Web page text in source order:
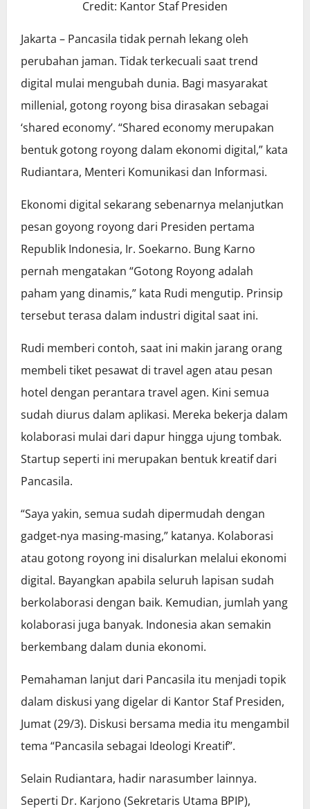
Credit: Kantor Staf Presiden
Jakarta – Pancasila tidak pernah lekang oleh
perubahan jaman. Tidak terkecuali saat trend
digital mulai mengubah dunia. Bagi masyarakat
millenial, gotong royong bisa dirasakan sebagai
‘shared economy’. “Shared economy merupakan
bentuk gotong royong dalam ekonomi digital,” kata
Rudiantara, Menteri Komunikasi dan Informasi.
Ekonomi digital sekarang sebenarnya melanjutkan
pesan goyong royong dari Presiden pertama
Republik Indonesia, Ir. Soekarno. Bung Karno
pernah mengatakan “Gotong Royong adalah
paham yang dinamis,” kata Rudi mengutip. Prinsip
tersebut terasa dalam industri digital saat ini.
Rudi memberi contoh, saat ini makin jarang orang
membeli tiket pesawat di travel agen atau pesan
hotel dengan perantara travel agen. Kini semua
sudah diurus dalam aplikasi. Mereka bekerja dalam
kolaborasi mulai dari dapur hingga ujung tombak.
Startup seperti ini merupakan bentuk kreatif dari
Pancasila.
“Saya yakin, semua sudah dipermudah dengan
gadget-nya masing-masing,” katanya. Kolaborasi
atau gotong royong ini disalurkan melalui ekonomi
digital. Bayangkan apabila seluruh lapisan sudah
berkolaborasi dengan baik. Kemudian, jumlah yang
kolaborasi juga banyak. Indonesia akan semakin
berkembang dalam dunia ekonomi.
Pemahaman lanjut dari Pancasila itu menjadi topik
dalam diskusi yang digelar di Kantor Staf Presiden,
Jumat (29/3). Diskusi bersama media itu mengambil
tema “Pancasila sebagai Ideologi Kreatif”.
Selain Rudiantara, hadir narasumber lainnya.
Seperti Dr. Karjono (Sekretaris Utama BPIP),